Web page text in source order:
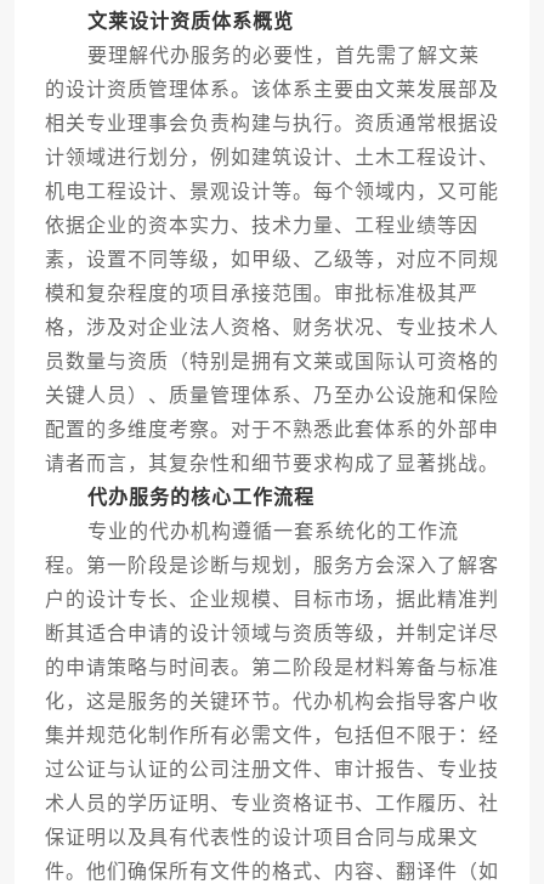
文莱设计资质体系概览
要理解代办服务的必要性，首先需了解文莱
的设计资质管理体系。该体系主要由文莱发展部及
相关专业理事会负责构建与执行。资质通常根据设
计领域进行划分，例如建筑设计、土木工程设计、
机电工程设计、景观设计等。每个领域内，又可能
依据企业的资本实力、技术力量、工程业绩等因
素，设置不同等级，如甲级、乙级等，对应不同规
模和复杂程度的项目承接范围。审批标准极其严
格，涉及对企业法人资格、财务状况、专业技术人
员数量与资质（特别是拥有文莱或国际认可资格的
关键人员）、质量管理体系、乃至办公设施和保险
配置的多维度考察。对于不熟悉此套体系的外部申
请者而言，其复杂性和细节要求构成了显著挑战。
代办服务的核心工作流程
专业的代办机构遵循一套系统化的工作流
程。第一阶段是诊断与规划，服务方会深入了解客
户的设计专长、企业规模、目标市场，据此精准判
断其适合申请的设计领域与资质等级，并制定详尽
的申请策略与时间表。第二阶段是材料筹备与标准
化，这是服务的关键环节。代办机构会指导客户收
集并规范化制作所有必需文件，包括但不限于：经
过公证与认证的公司注册文件、审计报告、专业技
术人员的学历证明、专业资格证书、工作履历、社
保证明以及具有代表性的设计项目合同与成果文
件。他们确保所有文件的格式、内容、翻译件（如